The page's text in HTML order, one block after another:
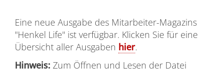
Eine neue Ausgabe des Mitarbeiter-Magazins
"Henkel Life" ist verfügbar. Klicken Sie für eine
Übersicht aller Ausgaben hier.
Hinweis: Zum Öffnen und Lesen der Datei